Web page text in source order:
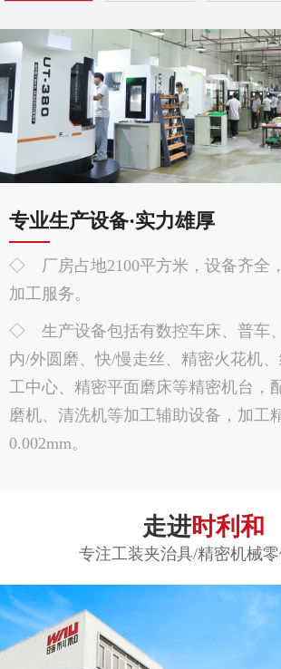
专业生产设备·实力雄厚
◇ 厂房占地2100平方米，设备齐全
加工服务。
◇ 生产设备包括有数控车床、普车、
内/外圆磨、快/慢走丝、精密火花机
工中心、精密平面磨床等精密机台，
磨机、清洗机等加工辅助设备，加工
0.002mm。
走进时利和
专注工装夹治具/精密机械